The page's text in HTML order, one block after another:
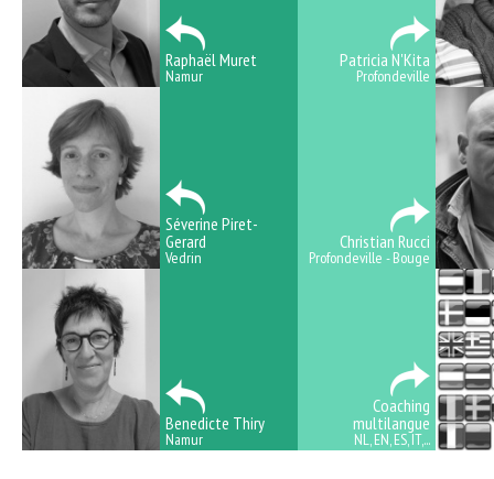
Raphaël Muret
Namur
Patricia N'Kita
Profondeville
Séverine Piret-
Gerard
Vedrin
Christian Rucci
Profondeville - Bouge
Benedicte Thiry
Namur
Coaching
multilangue
NL, EN, ES, IT,...